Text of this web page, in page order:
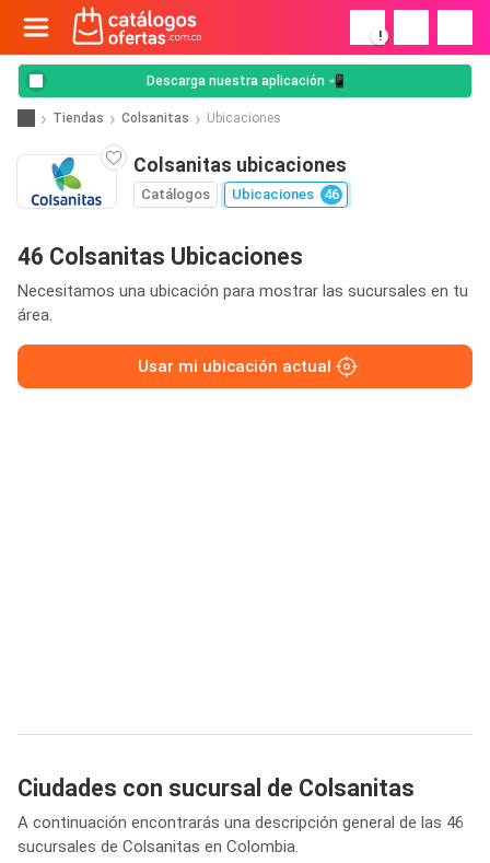
!
Descarga nuestra aplicación 📲
Tiendas Colsanitas Ubicaciones
Colsanitas ubicaciones
Catálogos Ubicaciones 46
46 Colsanitas Ubicaciones
Necesitamos una ubicación para mostrar las sucursales en tu
área.
Usar mi ubicación actual
Ciudades con sucursal de Colsanitas
A continuación encontrarás una descripción general de las 46
sucursales de Colsanitas en Colombia.